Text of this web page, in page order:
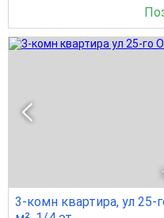
3-комн квартира, ул 25-